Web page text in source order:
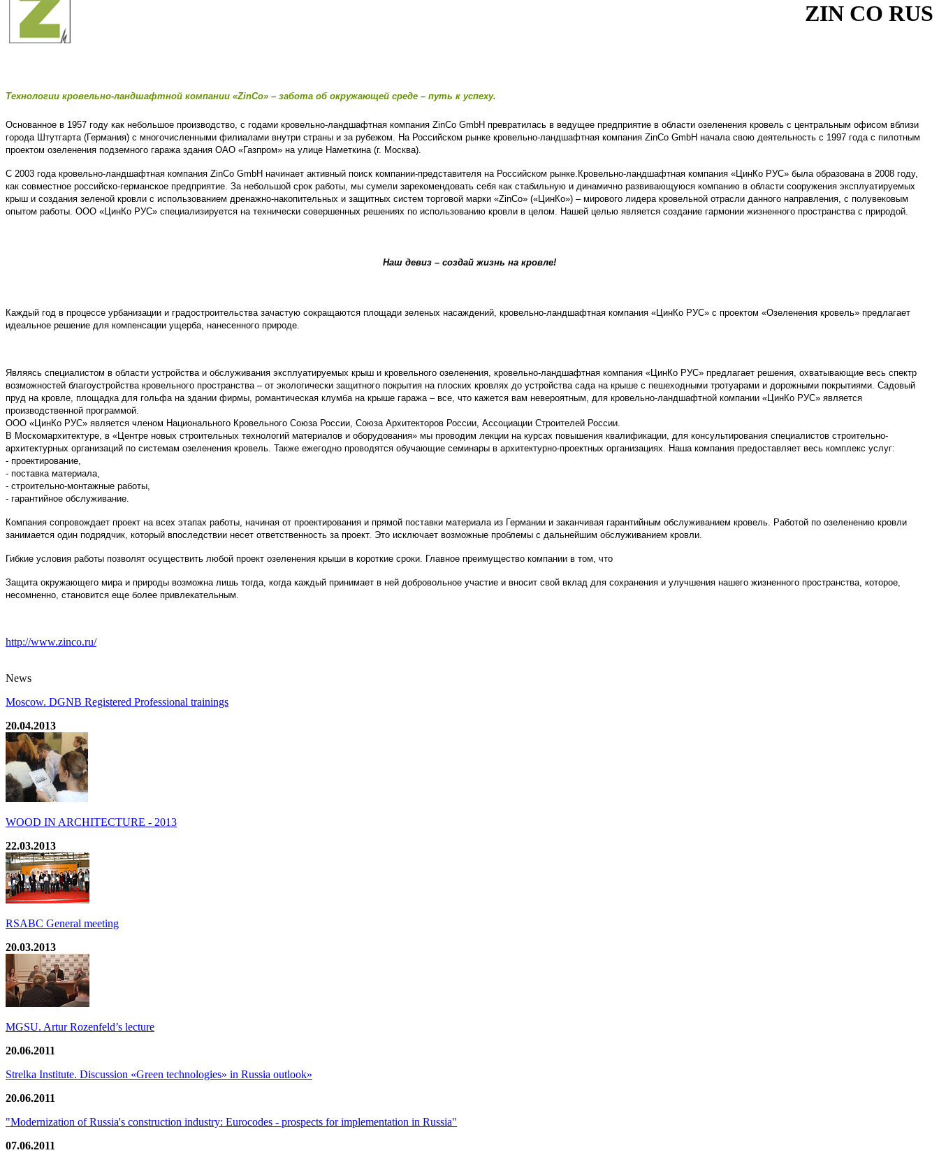
ZIN CO RUS
Технологии кровельно-ландшафтной компании «ZinCo» – забота об окружающей среде – путь к успеху.
Основанное в 1957 году как небольшое производство, с годами кровельно-ландшафтная компания ZinCo GmbH превратилась в ведущее предприятие в области озеленения кровель с центральным офисом вблизи
города Штутгарта (Германия) с многочисленными филиалами внутри страны и за рубежом. На Российском рынке кровельно-ландшафтная компания ZinCo GmbH начала свою деятельность с 1997 года с пилотным
проектом озеленения подземного гаража здания ОАО «Газпром» на улице Наметкина (г. Москва).
С 2003 года кровельно-ландшафтная компания ZinCo GmbH начинает активный поиск компании-представителя на Российском рынке.Кровельно-ландшафтная компания «ЦинКо РУС» была образована в 2008 году,
как совместное российско-германское предприятие. За небольшой срок работы, мы сумели зарекомендовать себя как стабильную и динамично развивающуюся компанию в области сооружения эксплуатируемых
крыш и создания зеленой кровли с использованием дренажно-накопительных и защитных систем торговой марки «ZinCo» («ЦинКо») – мирового лидера кровельной отрасли данного направления, с полувековым
опытом работы. ООО «ЦинКо РУС» специализируется на технически совершенных решениях по использованию кровли в целом. Нашей целью является создание гармонии жизненного пространства с природой.
Наш девиз – создай жизнь на кровле!
Каждый год в процессе урбанизации и градостроительства зачастую сокращаются площади зеленых насаждений, кровельно-ландшафтная компания «ЦинКо РУС» с проектом «Озеленения кровель» предлагает
идеальное решение для компенсации ущерба, нанесенного природе.
Являясь специалистом в области устройства и обслуживания эксплуатируемых крыш и кровельного озеленения, кровельно-ландшафтная компания «ЦинКо РУС» предлагает решения, охватывающие весь спектр
возможностей благоустройства кровельного пространства – от экологически защитного покрытия на плоских кровлях до устройства сада на крыше с пешеходными тротуарами и дорожными покрытиями. Садовый
пруд на кровле, площадка для гольфа на здании фирмы, романтическая клумба на крыше гаража – все, что кажется вам невероятным, для кровельно-ландшафтной компании «ЦинКо РУС» является
производственной программой.
ООО «ЦинКо РУС» является членом Национального Кровельного Союза России, Союза Архитекторов России, Ассоциации Строителей России.
В Москомархитектуре, в «Центре новых строительных технологий материалов и оборудования» мы проводим лекции на курсах повышения квалификации, для консультирования специалистов строительно-
архитектурных организаций по системам озеленения кровель. Также ежегодно проводятся обучающие семинары в архитектурно-проектных организациях. Наша компания предоставляет весь комплекс услуг:
- проектирование,
- поставка материала,
- строительно-монтажные работы,
- гарантийное обслуживание.
Компания сопровождает проект на всех этапах работы, начиная от проектирования и прямой поставки материала из Германии и заканчивая гарантийным обслуживанием кровель. Работой по озеленению кровли
занимается один подрядчик, который впоследствии несет ответственность за проект. Это исключает возможные проблемы с дальнейшим обслуживанием кровли.
Гибкие условия работы позволят осуществить любой проект озеленения крыши в короткие сроки. Главное преимущество компании в том, что
Защита окружающего мира и природы возможна лишь тогда, когда каждый принимает в ней добровольное участие и вносит свой вклад для сохранения и улучшения нашего жизненного пространства, которое,
несомненно, становится еще более привлекательным.
http://www.zinco.ru/
News
Moscow. DGNB Registered Professional trainings
20.04.2013
WOOD IN ARCHITECTURE - 2013
22.03.2013
RSABC General meeting
20.03.2013
MGSU. Artur Rozenfeld’s lecture
20.06.2011
Strelka Institute. Discussion «Green technologies» in Russia outlook»
20.06.2011
"Modernization of Russia's construction industry: Eurocodes - prospects for implementation in Russia"
07.06.2011